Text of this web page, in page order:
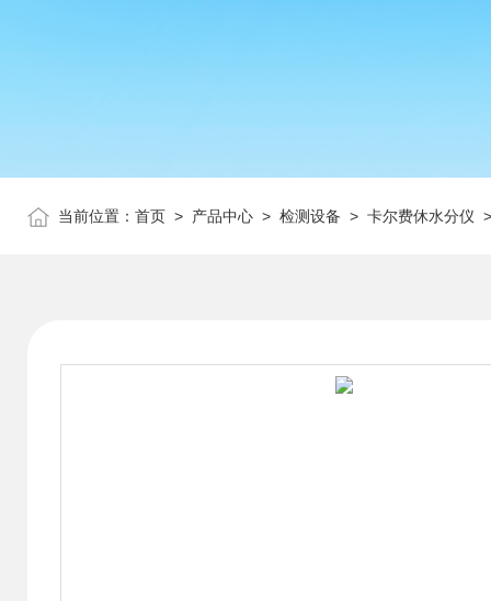
当前位置： 首页 > 产品中心 > 检测设备 > 卡尔费休水分仪